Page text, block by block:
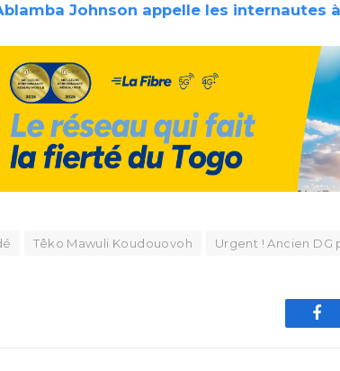
Johnson appelle les internautes
Têko Mawuli Koudouovoh Urgent ! Ancien